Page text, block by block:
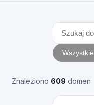
Wszystkie
Znaleziono 609 domen